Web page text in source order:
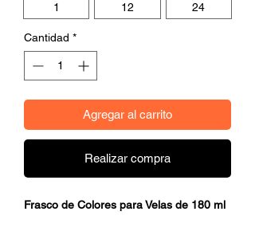
1 12 24
Cantidad *
Agregar al carrito
Realizar compra
Frasco de Colores para Velas de 180 ml